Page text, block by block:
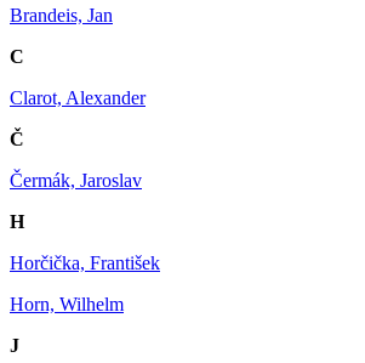
Brandeis, Jan
C
Clarot, Alexander
Č
Čermák, Jaroslav
H
Horčička, František
Horn, Wilhelm
J